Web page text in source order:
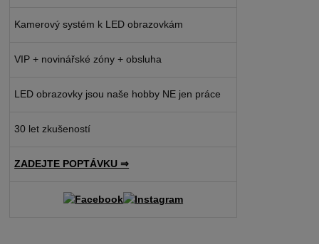
Kamerový systém k LED obrazovkám
VIP + novinářské zóny + obsluha
LED obrazovky jsou naše hobby NE jen práce
30 let zkušeností
ZADEJTE POPTÁVKU ⇒